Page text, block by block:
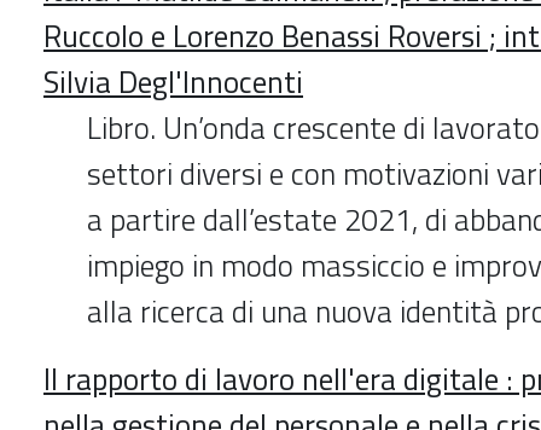
Ruccolo e Lorenzo Benassi Roversi ;
Silvia Degl'Innocenti
Libro. Un’onda crescente di
settori diversi e con motivazioni
a partire dall’estate 2021, di
impiego in modo massiccio e
alla ricerca di una nuova identità
Il rapporto di lavoro nell'era digitale :